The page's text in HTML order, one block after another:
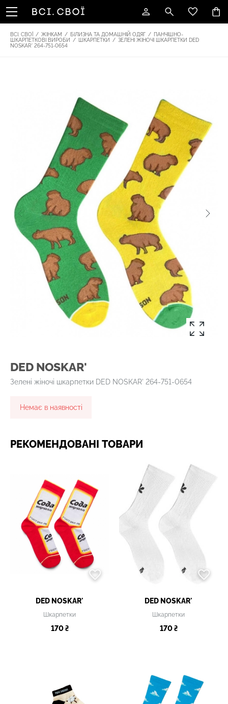
ВСІ. СВОЇ / ЖІНКАМ / БІЛИЗНА ТА ДОМАШНІЙ ОДЯГ / ПАНЧІШНО-
ШКАРПЕТКОВІ ВИРОБИ
/ ШКАРПЕТКИ / ЗЕЛЕНІ ЖІНОЧІ ШКАРПЕТКИ DED
NOSKAR' 264-751-0654
DED NOSKAR'
Зелені жіночі шкарпетки DED NOSKAR' 264-751-0654
Немає в наявності
РЕКОМЕНДОВАНІ ТОВАРИ
DED NOSKAR'
Шкарпетки
170 ₴
DED NOSKAR'
Шкарпетки
170 ₴